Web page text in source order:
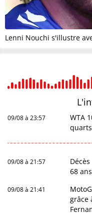
Lenni Nouchi s'illustre
09/08 à 23:57
WTA
09/08 à 21:57
68 ans
09/08 à 21:41
grâce